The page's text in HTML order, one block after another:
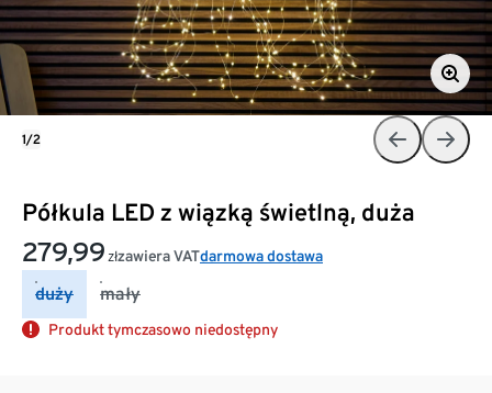
Półkula LED z wiązką świetlną, duża
279,99 złzawiera VATdarmowa dostawa
duży mały
Produkt tymczasowo niedostępny
1/2